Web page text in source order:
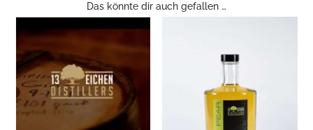
Das könnte dir auch gefallen …